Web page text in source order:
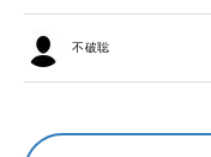
不破聡